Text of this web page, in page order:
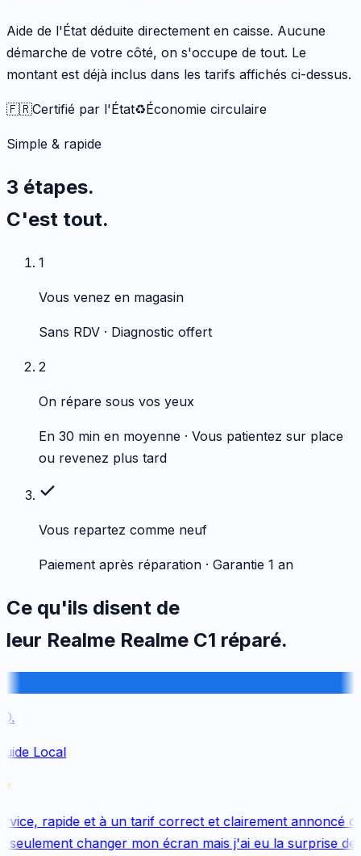
Aide de l'État déduite directement en caisse. Aucune
démarche de votre côté, on s'occupe de tout. Le
montant est déjà inclus dans les tarifs affichés ci-dessus.
🇫🇷Certifié par l'État♻️Économie circulaire
Simple & rapide
3 étapes.
C'est tout.
1
Vous venez en magasin
Sans RDV · Diagnostic offert
2
On répare sous vos yeux
En 30 min en moyenne · Vous patientez sur place
ou revenez plus tard
Vous repartez comme neuf
Paiement après réparation · Garantie 1 an
Ce qu'ils disent de
leur Realme Realme C1 réparé.
Local
rapide et à un tarif correct et clairement annoncé
changer mon écran mais j'ai eu la surprise de